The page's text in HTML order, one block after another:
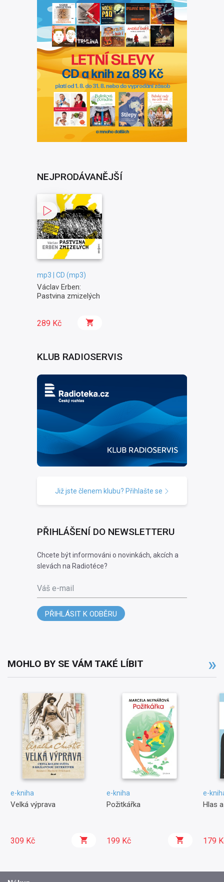
NEJPRODÁVANĚJŠÍ
mp3 | CD (mp3)
Václav Erben:
Pastvina zmizelých
289 Kč
KLUB RADIOSERVIS
Již jste členem klubu? Přihlašte se
PŘIHLÁŠENÍ DO NEWSLETTERU
Chcete být informováni o novinkách, akcích a
slevách na Radiotéce?
Váš e-mail
PŘIHLÁSIT K ODBĚRU
MOHLO BY SE VÁM TAKÉ LÍBIT
e-kniha
Velká výprava
309 Kč
e-kniha
Požitkářka
199 Kč
e-
Hlas
179